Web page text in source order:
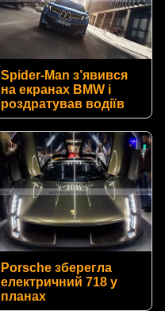
Spider-Man з’явився
на екранах BMW і
роздратував водіїв
Porsche зберегла
електричний 718 у
планах